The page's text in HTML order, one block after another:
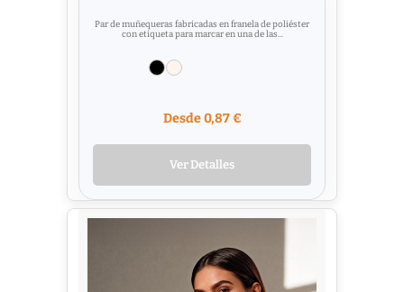
Par de muñequeras fabricadas en franela de poliéster
con etiqueta para marcar en una de las...
Desde 0,87 €
Ver Detalles